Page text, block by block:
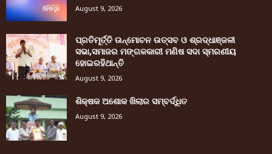
August 9, 2026
ପ୍ରତିମୂର୍ତ୍ତି ଉନ୍ମୋଚନ ଉତ୍ସବ ଓ ଶ୍ରଦ୍ଧାଞ୍ଜଳୀ
ସଭା,ସମାଜର ମଙ୍ଗଳକାରୀ ମଣିଷ ସଦା ସ୍ମରଣୀୟ
ହୋଇରହିଥାନ୍ତି
August 9, 2026
ଶିକ୍ଷକ ଅଶୋକ ଖିଲାର ସମ୍ବର୍ଦ୍ଧିତ
August 9, 2026